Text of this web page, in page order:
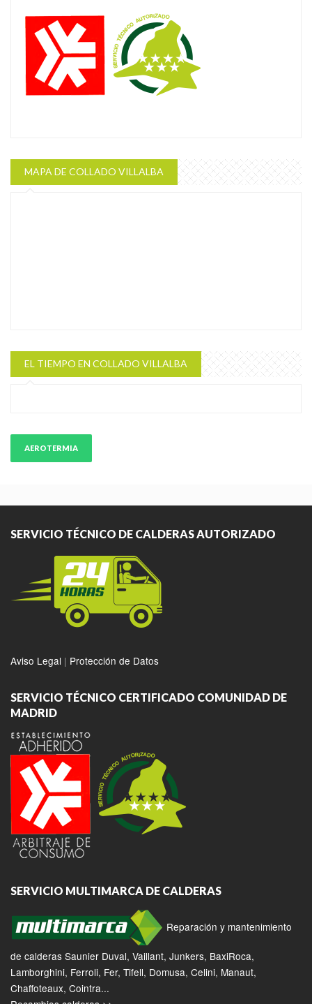
MAPA DE COLLADO VILLALBA
EL TIEMPO EN COLLADO VILLALBA
AEROTERMIA
SERVICIO TÉCNICO DE CALDERAS AUTORIZADO
Aviso Legal | Protección de Datos
SERVICIO TÉCNICO CERTIFICADO COMUNIDAD DE
MADRID
SERVICIO MULTIMARCA DE CALDERAS
Reparación y mantenimiento
de calderas Saunier Duval, Vaillant, Junkers, BaxiRoca,
Lamborghini, Ferroli, Fer, Tifell, Domusa, Celini, Manaut,
Chaffoteaux, Cointra...